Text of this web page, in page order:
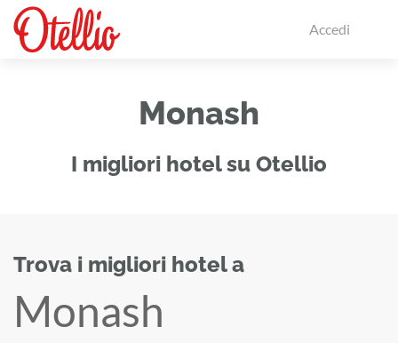
Accedi
Monash
I migliori hotel su Otellio
Trova i migliori hotel a
Monash